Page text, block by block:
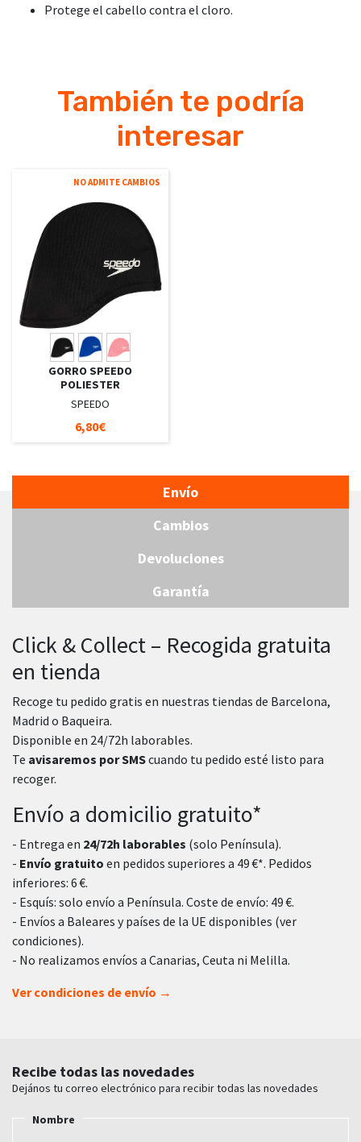
Protege el cabello contra el cloro.
También te podría
interesar
NO ADMITE CAMBIOS
GORRO SPEEDO
POLIESTER
SPEEDO
6,80€
Envío
Cambios
Devoluciones
Garantía
Click & Collect – Recogida gratuita
en tienda
Recoge tu pedido gratis en nuestras tiendas de Barcelona,
Madrid o Baqueira.
Disponible en 24/72h laborables.
Te avisaremos por SMScuando tu pedido esté listo para
recoger.
Envío a domicilio gratuito*
- Entrega en 24/72h laborables (solo Península).
- Envío gratuito en pedidos superiores a 49 €*. Pedidos
inferiores: 6 €.
- Esquís: solo envío a Península. Coste de envío: 49 €.
- Envíos a Baleares y países de la UE disponibles (ver
condiciones).
- No realizamos envíos a Canarias, Ceuta ni Melilla.
Ver condiciones de envío →
Recibe todas las novedades
Dejános tu correo electrónico para recibir todas las novedades
Nombre